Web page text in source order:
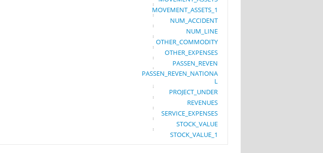
MOVEMENT_ASSETS_1
NUM_ACCIDENT
NUM_LINE
OTHER_COMMODITY
OTHER_EXPENSES
PASSEN_REVEN
PASSEN_REVEN_NATIONA
L
PROJECT_UNDER
REVENUES
SERVICE_EXPENSES
STOCK_VALUE
STOCK_VALUE_1